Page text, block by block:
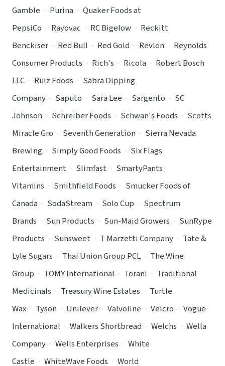
Gamble · Purina · Quaker Foods at
PepsiCo · Rayovac · RC Bigelow · Reckitt
Benckiser · Red Bull · Red Gold · Revlon · Reynolds
Consumer Products · Rich's · Ricola · Robert Bosch
LLC · Ruiz Foods · Sabra Dipping
Company · Saputo · Sara Lee · Sargento · SC
Johnson · Schreiber Foods · Schwan's Foods · Scotts
Miracle Gro · Seventh Generation · Sierra Nevada
Brewing · Simply Good Foods · Six Flags
Entertainment · Slimfast · SmartyPants
Vitamins · Smithfield Foods · Smucker Foods of
Canada · SodaStream · Solo Cup · Spectrum
Brands · Sun Products · Sun-Maid Growers · SunRype
Products · Sunsweet · T Marzetti Company · Tate &
Lyle Sugars · Thai Union Group PCL · The Wine
Group · TOMY International · Torani · Traditional
Medicinals · Treasury Wine Estates · Turtle
Wax · Tyson · Unilever · Valvoline · Velcro · Vogue
International · Walkers Shortbread · Welchs · Wella
Company · Wells Enterprises · White
Castle · WhiteWave Foods · World